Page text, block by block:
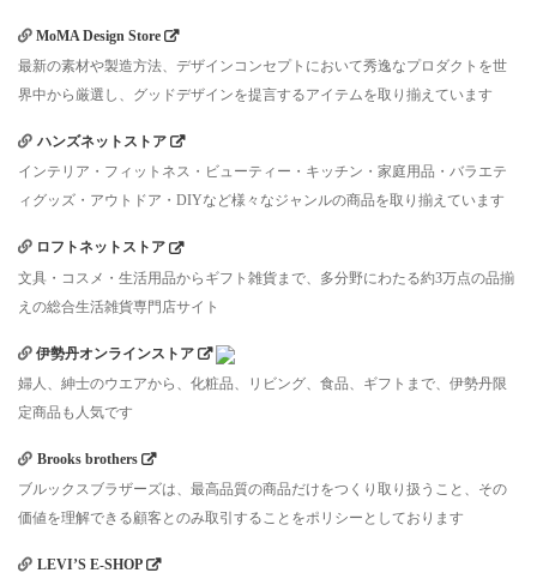
MoMA Design Store
最新の素材や製造方法、デザインコンセプトにおいて秀逸なプロダクトを世
界中から厳選し、グッドデザインを提言するアイテムを取り揃えています
ハンズネットストア
インテリア・フィットネス・ビューティー・キッチン・家庭用品・バラエテ
ィグッズ・アウトドア・DIYなど様々なジャンルの商品を取り揃えています
ロフトネットストア
文具・コスメ・生活用品からギフト雑貨まで、多分野にわたる約3万点の品揃
えの総合生活雑貨専門店サイト
伊勢丹オンラインストア
婦人、紳士のウエアから、化粧品、リビング、食品、ギフトまで、伊勢丹限
定商品も人気です
Brooks brothers
ブルックスブラザーズは、最高品質の商品だけをつくり取り扱うこと、その
価値を理解できる顧客とのみ取引することをポリシーとしております
LEVI’S E-SHOP